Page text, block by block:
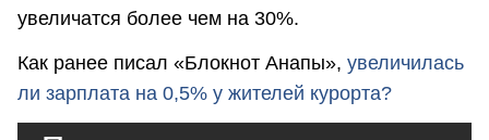
увеличатся более чем на 30%.
Как ранее писал «Блокнот Анапы», увеличилась
ли зарплата на 0,5% у жителей курорта?